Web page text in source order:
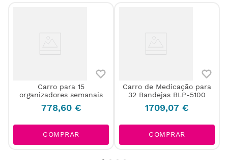
Carro para 15
organizadores semanais
778,60 €
COMPRAR
Carro de Medicação para
32 Bandejas BLP-5100
1709,07 €
COMPRAR